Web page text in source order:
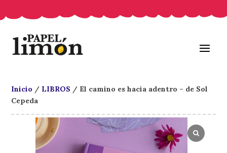
Inicio / LIBROS / El camino es hacia adentro – de Sol
Cepeda